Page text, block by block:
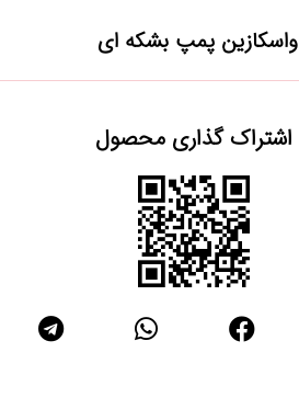
واسکازین پمپ بشکه ای
اشتراک گذاری محصول